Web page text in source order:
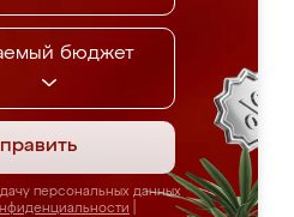
бюджет
персональных данных